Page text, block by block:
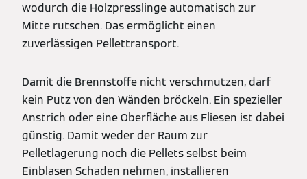
wodurch die Holzpresslinge automatisch zur
Mitte rutschen. Das ermöglicht einen
zuverlässigen Pellettransport.
Damit die Brennstoffe nicht verschmutzen, darf
kein Putz von den Wänden bröckeln. Ein spezieller
Anstrich oder eine Oberfläche aus Fliesen ist dabei
günstig. Damit weder der Raum zur
Pelletlagerung noch die Pellets selbst beim
Einblasen Schaden nehmen, installieren